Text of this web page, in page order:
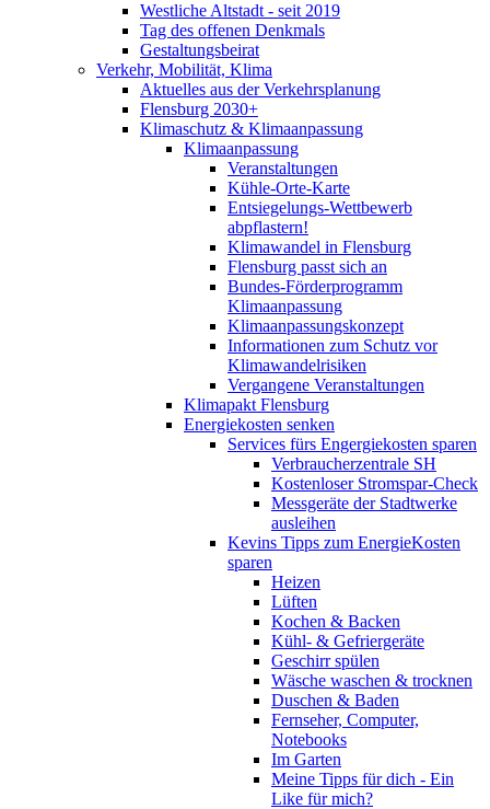
Westliche Altstadt - seit 2019
Tag des offenen Denkmals
Gestaltungsbeirat
Verkehr, Mobilität, Klima
Aktuelles aus der Verkehrsplanung
Flensburg 2030+
Klimaschutz & Klimaanpassung
Klimaanpassung
Veranstaltungen
Kühle-Orte-Karte
Entsiegelungs-Wettbewerb
abpflastern!
Klimawandel in Flensburg
Flensburg passt sich an
Bundes-Förderprogramm
Klimaanpassung
Klimaanpassungskonzept
Informationen zum Schutz vor
Klimawandelrisiken
Vergangene Veranstaltungen
Klimapakt Flensburg
Energiekosten senken
Services fürs Engergiekosten sparen
Verbraucherzentrale SH
Kostenloser Stromspar-Check
Messgeräte der Stadtwerke
ausleihen
Kevins Tipps zum EnergieKosten
sparen
Heizen
Lüften
Kochen & Backen
Kühl- & Gefriergeräte
Geschirr spülen
Wäsche waschen & trocknen
Duschen & Baden
Fernseher, Computer,
Notebooks
Im Garten
Meine Tipps für dich - Ein
Like für mich?